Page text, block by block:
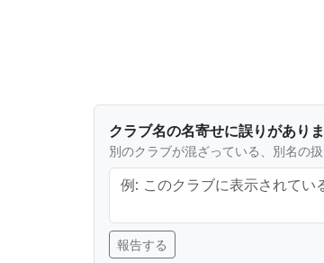
クラブ名の名寄せに誤りがあり
別のクラブが混ざっている、別名の
報告する